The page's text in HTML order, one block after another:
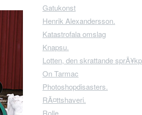
Gatukonst
Henrik Alexandersson.
Katastrofala omslag
Knapsu.
Lotten, den skrattande
On Tarmac
Photoshopdisasters.
RÃ¤ttshaveri.
Rolle.